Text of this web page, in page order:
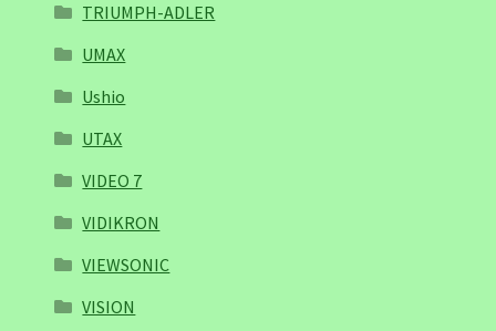
TRIUMPH-ADLER
UMAX
Ushio
UTAX
VIDEO 7
VIDIKRON
VIEWSONIC
VISION